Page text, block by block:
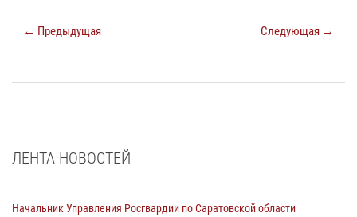
← Предыдущая Следующая →
ЛЕНТА НОВОСТЕЙ
Начальник Управления Росгвардии по Саратовской области